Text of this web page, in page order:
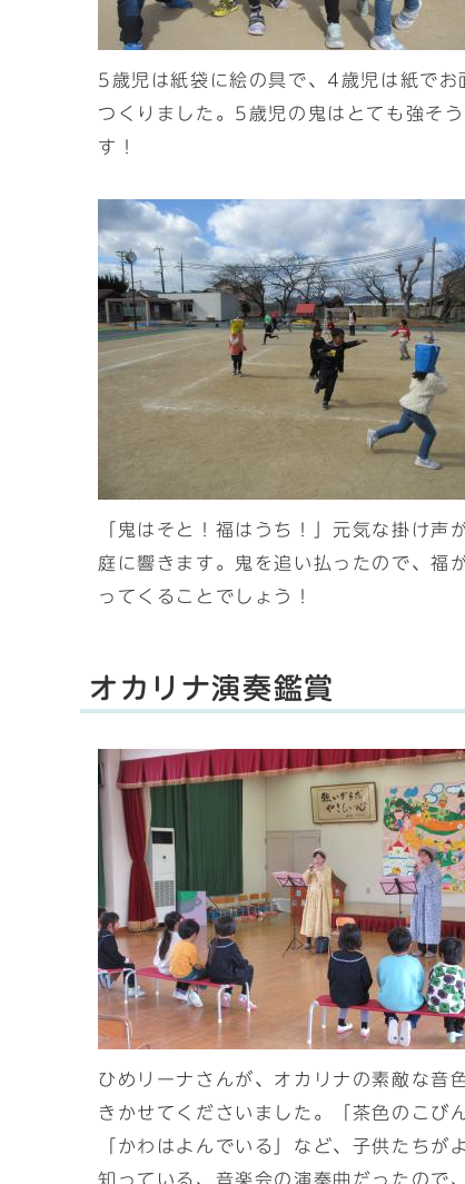
5歳児は紙袋に絵の具で、4歳児は紙でお
つくりました。5歳児の鬼はとても強そ
す！
「鬼はそと！福はうち！」元気な掛け声
庭に響きます。鬼を追い払ったので、福
ってくることでしょう！
オカリナ演奏鑑賞
ひめリーナさんが、オカリナの素敵な音
きかせてくださいました。「茶色のこびん
「かわはよんでいる」など、子供たちが
知っている、音楽会の演奏曲だったので